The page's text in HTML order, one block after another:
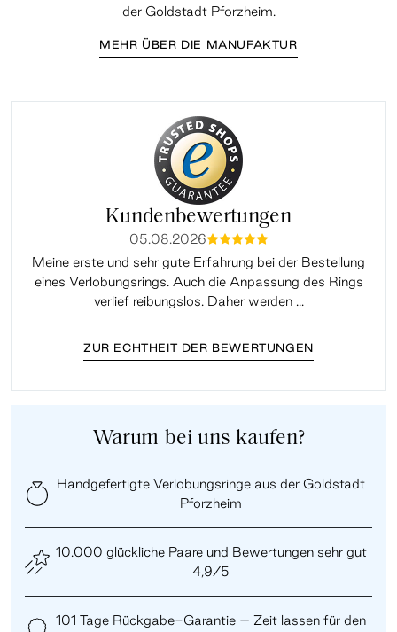
der Goldstadt Pforzheim.
MEHR ÜBER DIE MANUFAKTUR
Kundenbewertungen
05.08.2026mmmmm
Meine erste und sehr gute Erfahrung bei der Bestellung
eines Verlobungsrings. Auch die Anpassung des Rings
verlief reibungslos. Daher werden ...
ZUR ECHTHEIT DER BEWERTUNGEN
Warum bei uns kaufen?
Handgefertigte Verlobungsringe aus der Goldstadt
Pforzheim
10.000 glückliche Paare und Bewertungen sehr gut
4,9/5
101 Tage Rückgabe-Garantie – Zeit lassen für den